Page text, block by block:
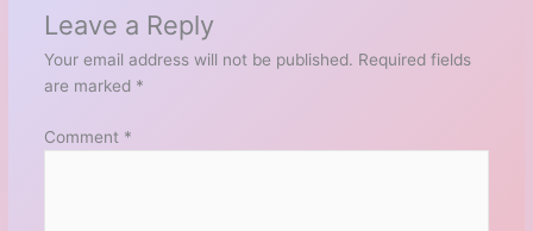
Leave a Reply
Your email address will not be published. Required fields
are marked *
Comment *